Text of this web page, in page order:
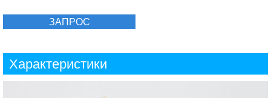
ЗАПРОС
Характеристики